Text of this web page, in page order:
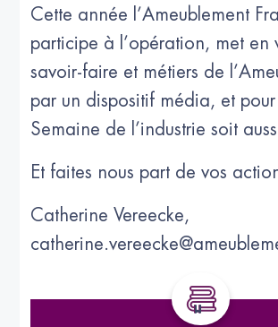
Cette année l’Ameublement
participe à l’opération, met en
savoir-faire et métiers de
par un dispositif média, et
Semaine de l’industrie soit
Et faites nous part de vos
Catherine Vereecke,